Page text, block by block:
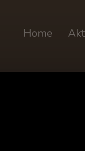
Home